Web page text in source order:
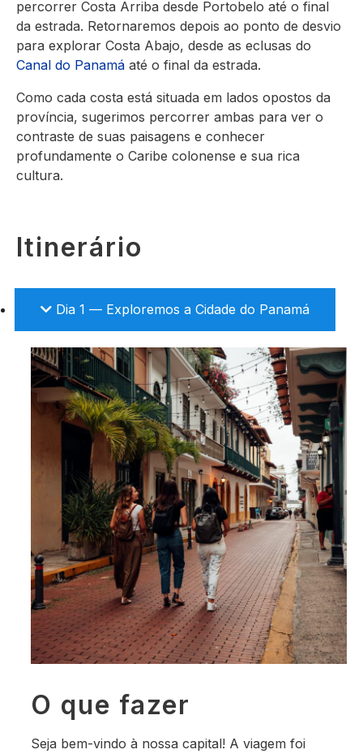
percorrer Costa Arriba desde Portobelo até o final
da estrada. Retornaremos depois ao ponto de desvio
para explorar Costa Abajo, desde as eclusas do
Canal do Panamá até o final da estrada.
Como cada costa está situada em lados opostos da
província, sugerimos percorrer ambas para ver o
contraste de suas paisagens e conhecer
profundamente o Caribe colonense e sua rica
cultura.
Itinerário
Dia 1 — Exploremos a Cidade do Panamá
O que fazer
Seja bem-vindo à nossa capital! A viagem foi